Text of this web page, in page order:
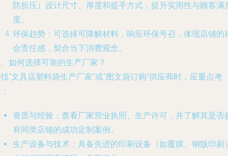
防折压）设计尺寸、厚度和提手方式，提升实用性与顾客满
度。
环保趋势 ：可选择可降解材料，响应环保号召，体现店铺的
会责任感，契合当下消费观念。
如何选择可靠的生产厂家？
“文具店塑料袋生产厂家”或“图文袋订购”供应商时，应重点考
资质与经验 ：查看厂家营业执照、生产许可，并了解其是否
有同类店铺的成功定制案例。
生产设备与技术 ：具备先进的印刷设备（如覆膜、铜版印刷